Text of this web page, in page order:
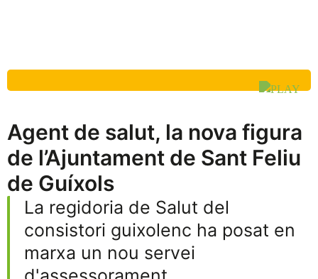
Agent de salut, la nova figura
de l’Ajuntament de Sant Feliu
de Guíxols
La regidoria de Salut del
consistori guixolenc ha posat en
marxa un nou servei